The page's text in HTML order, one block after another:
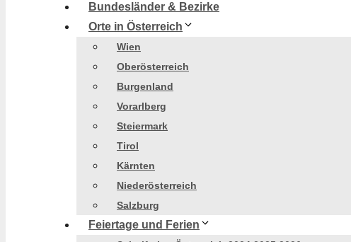
Bundesländer & Bezirke
Orte in Österreich
Wien
Oberösterreich
Burgenland
Vorarlberg
Steiermark
Tirol
Kärnten
Niederösterreich
Salzburg
Feiertage und Ferien